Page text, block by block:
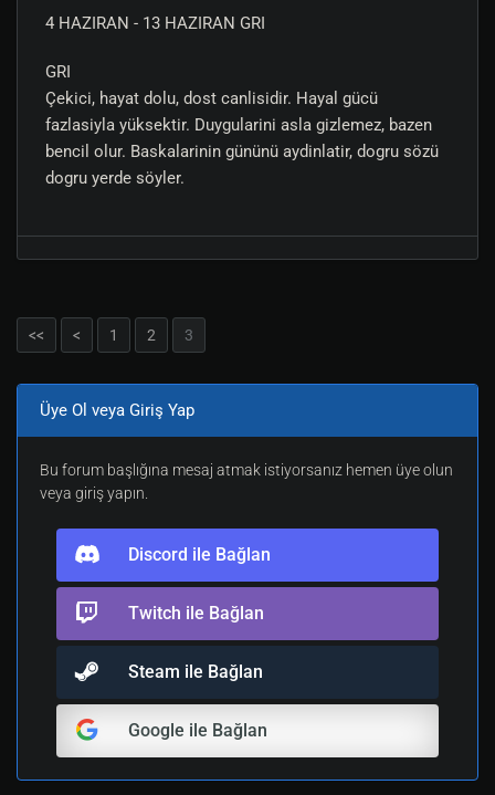
4 HAZIRAN - 13 HAZIRAN GRI
GRI
Çekici, hayat dolu, dost canlisidir. Hayal gücü
fazlasiyla yüksektir. Duygularini asla gizlemez, bazen
bencil olur. Baskalarinin gününü aydinlatir, dogru sözü
dogru yerde söyler.
<< < 1 2 3
Üye Ol veya Giriş Yap
Bu forum başlığına mesaj atmak istiyorsanız hemen üye olun
veya giriş yapın.
Discord ile Bağlan
Twitch ile Bağlan
Steam ile Bağlan
Google ile Bağlan